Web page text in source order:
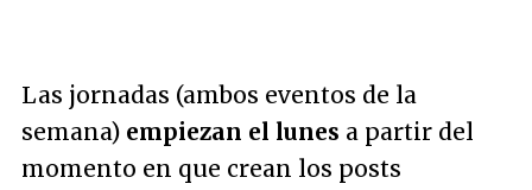
Las jornadas (ambos eventos de la
semana) empiezan el lunes a partir del
momento en que crean los posts